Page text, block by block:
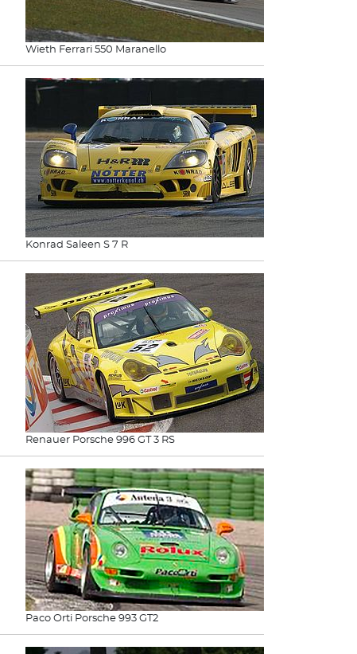
Wieth Ferrari 550 Maranello
Konrad Saleen S 7 R
Renauer Porsche 996 GT 3 RS
Paco Orti Porsche 993 GT2